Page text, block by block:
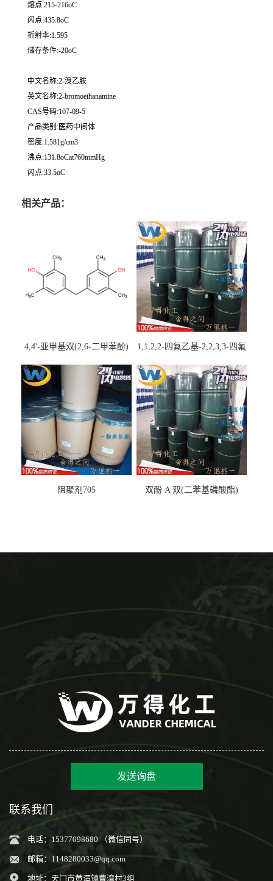
熔点:215-216oC
闪点:435.8oC
折射率:1.595
储存条件:-20oC
中文名称:2-溴乙胺
英文名称:2-bromoethanamine
CAS号码:107-09-5
产品类别:医药中间体
密度:1.581g/cm3
沸点:131.8oCat760mmHg
闪点:33.5oC
相关产品：
4,4'-亚甲基双(2,6-二甲苯酚)
1,1,2,2-四氟乙基-2,2,3,3-四氟
阻聚剂705 双酚 A 双(二苯基磷酸酯)
发送询盘
联系我们
电话：15377098680 （微信同号）
邮箱： 1148280033@qq.com
地址：天门市黄潭镇曹湾村3组